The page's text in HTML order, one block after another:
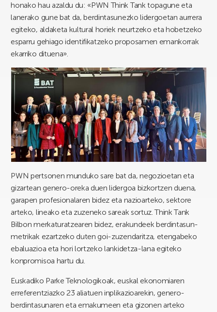
honako hau azaldu du: «PWN Think Tank topagune eta
lanerako gune bat da, berdintasunezko lidergoetan aurrera
egiteko, aldaketa kultural horiek neurtzeko eta hobetzeko
esparru gehiago identifikatzeko proposamen emankorrak
ekarriko dituena».
PWN pertsonen munduko sare bat da, negozioetan eta
gizartean genero-oreka duen lidergoa bizkortzen duena,
garapen profesionalaren bidez eta nazioarteko, sektore
arteko, lineako eta zuzeneko sareak sortuz. Think Tank
Bilbon merkaturatzearen bidez, erakundeek berdintasun-
metrikak ezartzeko duten goi-zuzendaritza, etengabeko
ebaluazioa eta hori lortzeko lankidetza-lana egiteko
konpromisoa hartu du.
Euskadiko Parke Teknologikoak, euskal ekonomiaren
erreferentziazko 23 aliatuen inplikazioarekin, genero-
berdintasunaren eta emakumeen eta gizonen arteko